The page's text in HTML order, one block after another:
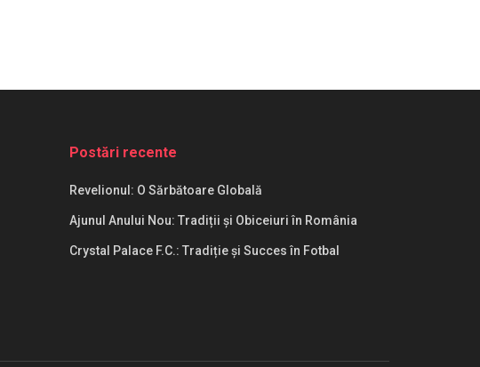
Postări recente
Revelionul: O Sărbătoare Globală
Ajunul Anului Nou: Tradiții și Obiceiuri în România
Crystal Palace F.C.: Tradiție și Succes în Fotbal